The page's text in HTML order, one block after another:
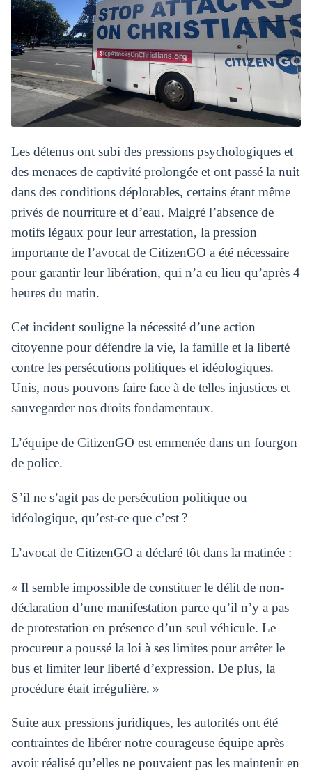
Les détenus ont subi des pressions psychologiques et
des menaces de captivité prolongée et ont passé la nuit
dans des conditions déplorables, certains étant même
privés de nourriture et d’eau. Malgré l’absence de
motifs légaux pour leur arrestation, la pression
importante de l’avocat de CitizenGO a été nécessaire
pour garantir leur libération, qui n’a eu lieu qu’après 4
heures du matin.
Cet incident souligne la nécessité d’une action
citoyenne pour défendre la vie, la famille et la liberté
contre les persécutions politiques et idéologiques.
Unis, nous pouvons faire face à de telles injustices et
sauvegarder nos droits fondamentaux.
L’équipe de CitizenGO est emmenée dans un fourgon
de police.
S’il ne s’agit pas de persécution politique ou
idéologique, qu’est-ce que c’est ?
L’avocat de CitizenGO a déclaré tôt dans la matinée :
« Il semble impossible de constituer le délit de non-
déclaration d’une manifestation parce qu’il n’y a pas
de protestation en présence d’un seul véhicule. Le
procureur a poussé la loi à ses limites pour arrêter le
bus et limiter leur liberté d’expression. De plus, la
procédure était irrégulière. »
Suite aux pressions juridiques, les autorités ont été
contraintes de libérer notre courageuse équipe après
avoir réalisé qu’elles ne pouvaient pas les maintenir en